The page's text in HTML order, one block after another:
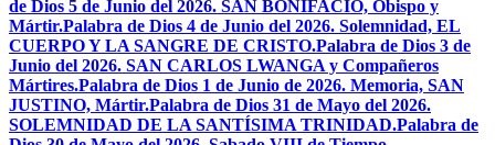
de Dios 5 de Junio del 2026. SAN BONIFACIO, Obispo y
Mártir.Palabra de Dios 4 de Junio del 2026. Solemnidad, EL
CUERPO Y LA SANGRE DE CRISTO.Palabra de Dios 3 de
Junio del 2026. SAN CARLOS LWANGA y Compañeros
Mártires.Palabra de Dios 1 de Junio de 2026. Memoria, SAN
JUSTINO, Mártir.Palabra de Dios 31 de Mayo del 2026.
SOLEMNIDAD DE LA SANTÍSIMA TRINIDAD.Palabra de